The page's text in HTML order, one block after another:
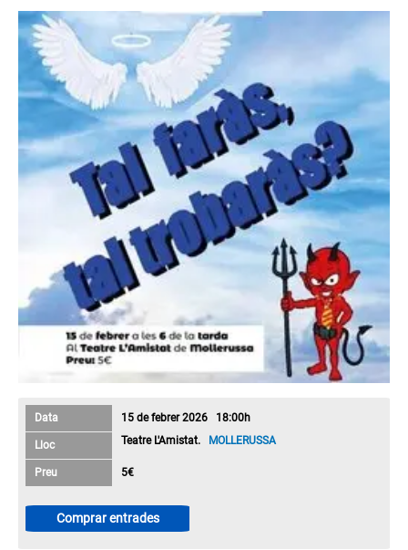
Data 15 de febrer 2026 18:00h
Lloc Teatre L'Amistat. MOLLERUSSA
Preu 5€
Comprar entrades